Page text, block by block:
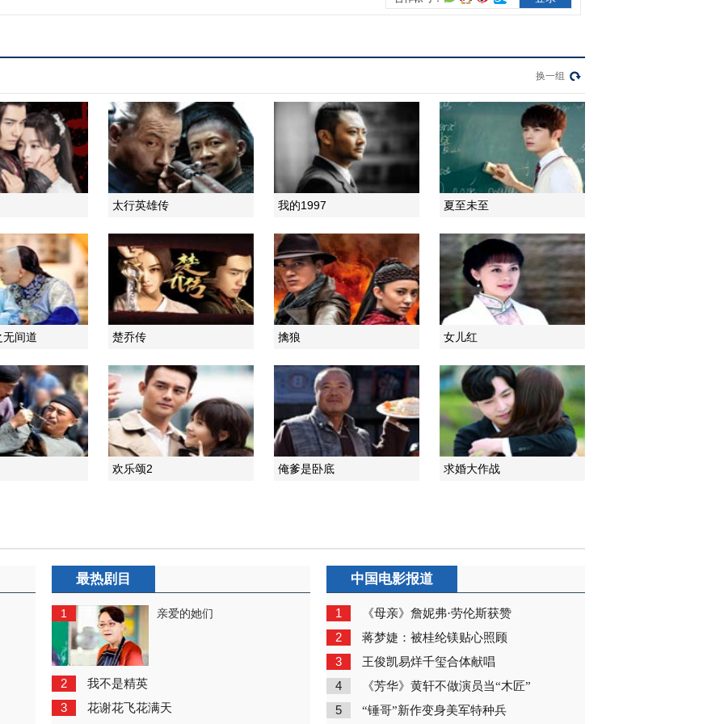
【戏中人】《红色》主演
小陶虹专访：我赋予田丹
2014-12-29 18:12:16
【戏中人】《红色》主演
张鲁一专访：为演好徐天
求教张嘉译
2014-12-29 18:12:16
换一组
太行英雄传 我的1997 夏至未至
无间道 楚乔传 擒狼 女儿红
欢乐颂2 俺爹是卧底 求婚大作战
最热剧目
1 亲爱的她们
2 我不是精英
3 花谢花飞花满天
中国电影报道
1 《母亲》詹妮弗·劳伦斯获赞
2 蒋梦婕：被桂纶镁贴心照顾
3 王俊凯易烊千玺合体献唱
4 《芳华》黄轩不做演员当“木匠”
5 “锤哥”新作变身美军特种兵